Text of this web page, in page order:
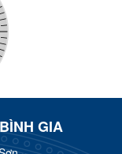
GIA